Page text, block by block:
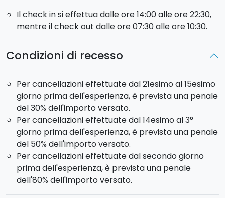
antipasti, un primo, un secondo e un dolce. Al termine
del corso vi verrà servita un'ottimacena, a base delle
con prodotti locali.
Lasciatevi conquistare dai sapori di questa terra
ricca di sorprese!
Il check in si effettua dalle ore 14:00 alle ore 22:30,
mentre il check out dalle ore 07:30 alle ore 10:30.
Condizioni di recesso
Per cancellazioni effettuate dal 21esimo al 15esimo
giorno prima dell'esperienza, è prevista una penale
del 30% dell'importo versato.
Per cancellazioni effettuate dal 14esimo al 3°
giorno prima dell'esperienza, è prevista una penale
del 50% dell'importo versato.
Per cancellazioni effettuate dal secondo giorno
prima dell'esperienza, è prevista una penale
dell'80% dell'importo versato.